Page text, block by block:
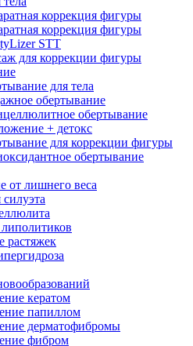
коррекция фигуры
коррекция фигуры
STT
для коррекции фигуры
для тела
обертывание
обертывание
+ детокс
для коррекции фигуры
обертывание
от лишнего веса
растяжек
кератом
папиллом
дерматофибромы
фибром